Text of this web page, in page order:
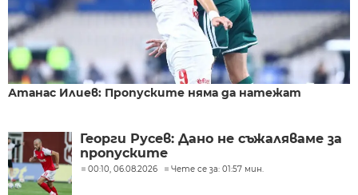
Атанас Илиев: Пропуските няма да натежат
Георги Русев: Дано не съжаляваме за
пропуските
00:10, 06.08.2026 Чете се за: 01:57 мин.